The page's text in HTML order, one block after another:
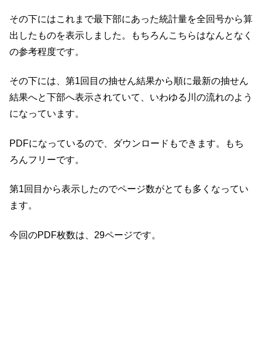
その下にはこれまで最下部にあった統計量を全回号から算
出したものを表示しました。もちろんこちらはなんとなく
の参考程度です。
その下には、第1回目の抽せん結果から順に最新の抽せん
結果へと下部へ表示されていて、いわゆる川の流れのよう
になっています。
PDFになっているので、ダウンロードもできます。もち
ろんフリーです。
第1回目から表示したのでページ数がとても多くなってい
ます。
今回のPDF枚数は、29ページです。